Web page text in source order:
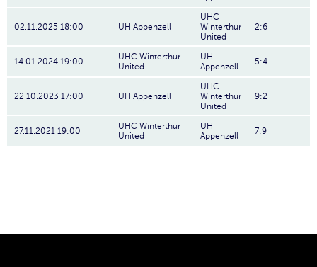
02.11.2025 18:00 UH Appenzell
UHC
Winterthur
United
2:6
14.01.2024 19:00
UHC Winterthur
United
UH
Appenzell
5:4
22.10.2023 17:00 UH Appenzell
UHC
Winterthur
United
9:2
27.11.2021 19:00
UHC Winterthur
United
UH
Appenzell
7:9